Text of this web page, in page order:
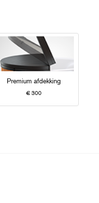
Premium afdekking
€ 300